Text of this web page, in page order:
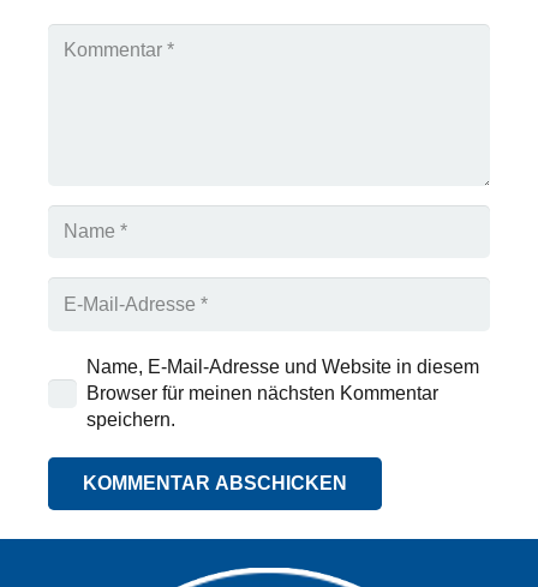
Name, E-Mail-Adresse und Website in diesem
Browser für meinen nächsten Kommentar
speichern.
KOMMENTAR ABSCHICKEN